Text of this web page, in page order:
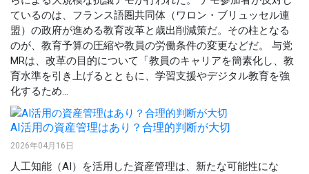
ているのは、フランス語圏共同体（ワロン・ブリュッセル連
盟）の政府が進める教育改革と歳出削減策だ。その柱となる
のが、教育予算の圧縮や教員の労働条件の変更などだ。 与党
MRは、改革の目的について「教員のキャリアを簡素化し、教
育水準を引き上げるとともに、学習支援やデジタル教育を強
化するため...
AI活用の資産管理はあり？合理的判断が大切
2026年04月16日
人工知能（AI）を活用した資産管理は、新たな可能性にな